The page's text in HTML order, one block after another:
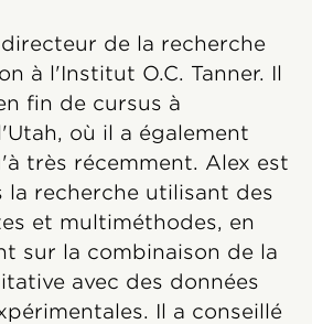
de la recherche
à l'Institut O.C. Tanner. Il
fin de cursus à
où il a également
très récemment. Alex est
la recherche utilisant des
et multiméthodes, en
sur la combinaison de la
avec des données
Il a conseillé